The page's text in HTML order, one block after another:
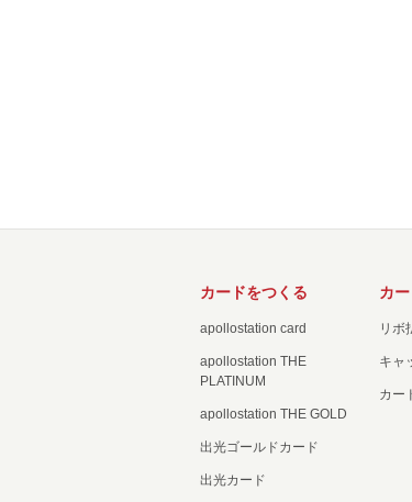
カードをつくる
apollostation card
apollostation THE
PLATINUM
apollostation THE GOLD
出光ゴールドカード
出光カード
カ
リボ
キャ
カー